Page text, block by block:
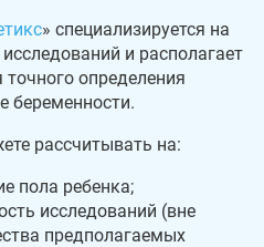
» специализируется на
и располагает
определения
беременности.
рассчитывать на:
пола ребенка;
исследований (вне
предполагаемых